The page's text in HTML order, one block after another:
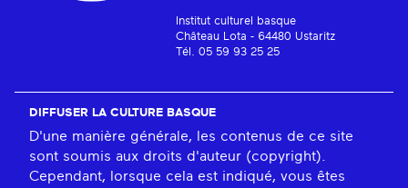
Institut culturel basque
Château Lota - 64480 Ustaritz
Tél. 05 59 93 25 25
DIFFUSER LA CULTURE BASQUE
D'une manière générale, les contenus de ce site
sont soumis aux droits d'auteur (copyright).
Cependant, lorsque cela est indiqué, vous êtes